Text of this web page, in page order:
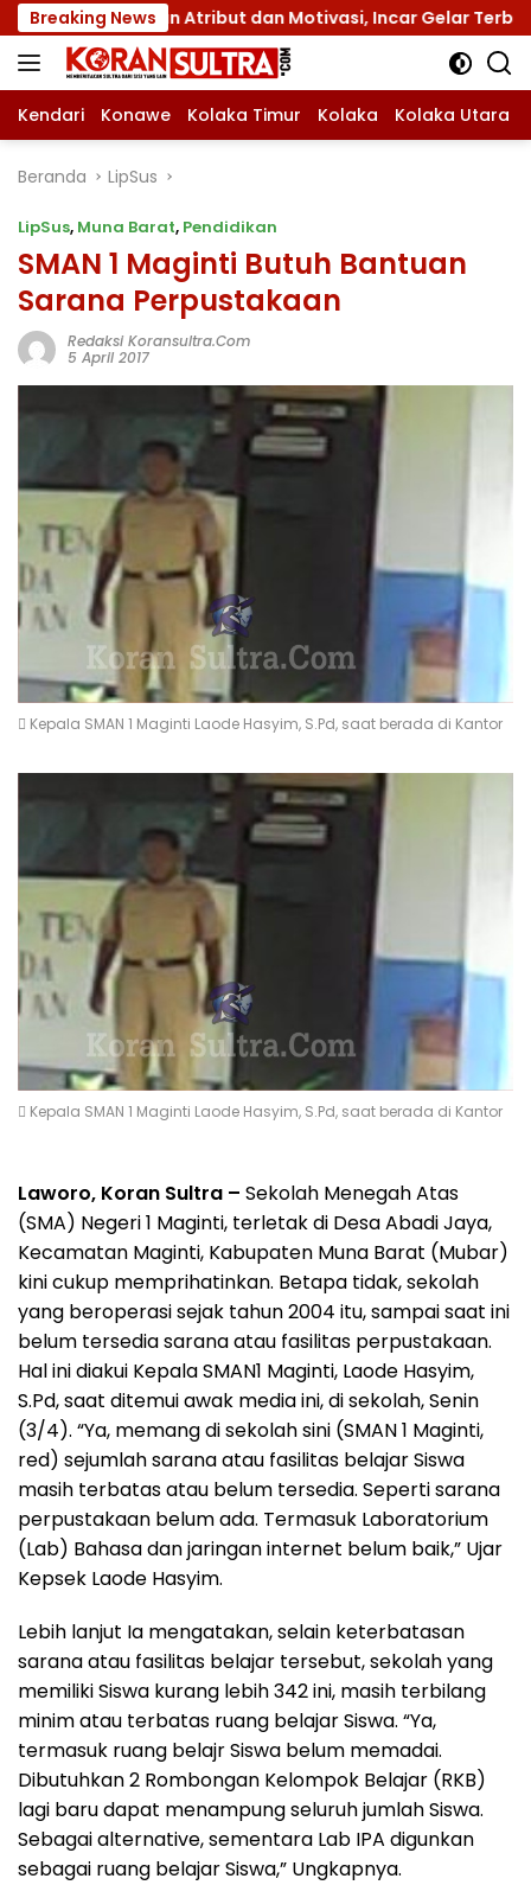
Langsung
ke
konten
Breaking News
Atribut dan Motivasi, Incar Gelar Terbaik di Sultra
Kendari Konawe Kolaka Timur Kolaka Kolaka Utara
Beranda LipSus
LipSus, Muna Barat, Pendidikan
SMAN 1 Maginti Butuh Bantuan
Sarana Perpustakaan
Redaksi Koransultra.com
5 April 2017
 Kepala SMAN 1 Maginti Laode Hasyim, S.Pd, saat berada di Kantor
 Kepala SMAN 1 Maginti Laode Hasyim, S.Pd, saat berada di Kantor
Laworo, Koran Sultra – Sekolah Menegah Atas
(SMA) Negeri 1 Maginti, terletak di Desa Abadi Jaya,
Kecamatan Maginti, Kabupaten Muna Barat (Mubar)
kini cukup memprihatinkan. Betapa tidak, sekolah
yang beroperasi sejak tahun 2004 itu, sampai saat ini
belum tersedia sarana atau fasilitas perpustakaan.
Hal ini diakui Kepala SMAN1 Maginti, Laode Hasyim,
S.Pd, saat ditemui awak media ini, di sekolah, Senin
(3/4). “Ya, memang di sekolah sini (SMAN 1 Maginti,
red) sejumlah sarana atau fasilitas belajar Siswa
masih terbatas atau belum tersedia. Seperti sarana
perpustakaan belum ada. Termasuk Laboratorium
(Lab) Bahasa dan jaringan internet belum baik,” Ujar
Kepsek Laode Hasyim.
Lebih lanjut Ia mengatakan, selain keterbatasan
sarana atau fasilitas belajar tersebut, sekolah yang
memiliki Siswa kurang lebih 342 ini, masih terbilang
minim atau terbatas ruang belajar Siswa. “Ya,
termasuk ruang belajr Siswa belum memadai.
Dibutuhkan 2 Rombongan Kelompok Belajar (RKB)
lagi baru dapat menampung seluruh jumlah Siswa.
Sebagai alternative, sementara Lab IPA digunkan
sebagai ruang belajar Siswa,” Ungkapnya.